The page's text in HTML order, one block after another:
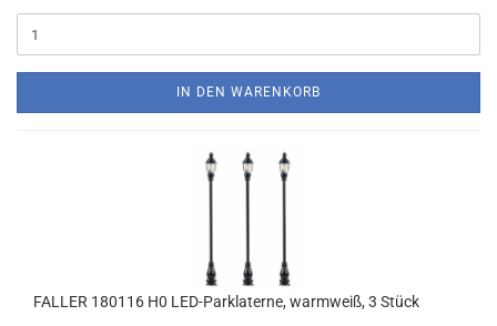
IN DEN WARENKORB
FALLER 180116 H0 LED-Parklaterne, warmweiß, 3 Stück